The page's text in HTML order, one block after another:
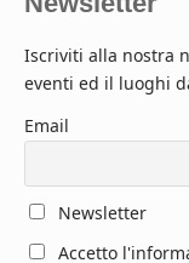
Iscriviti alla nostra
eventi ed il luoghi
Email
Newsletter
Accetto